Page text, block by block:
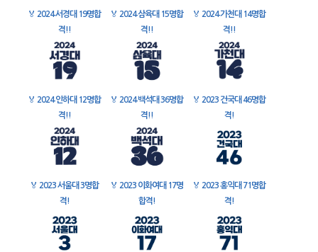
🏅 2024 서경대 19명합
격!!
🏅 2024 삼육대 15명합
격!!
🏅 2024 가천대 14명합
격!!
🏅 2024 인하대 12명합
격!!
🏅 2024 백석대 36명합
격!!
🏅 2023 건국대 46명합
격!
🏅 2023 서울대 3명합
격!
🏅 2023 이화여대 17명
합격!
🏅 2023 홍익대 71명합
격!